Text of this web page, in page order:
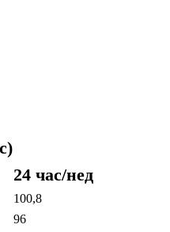
24 час/нед
100,8
96